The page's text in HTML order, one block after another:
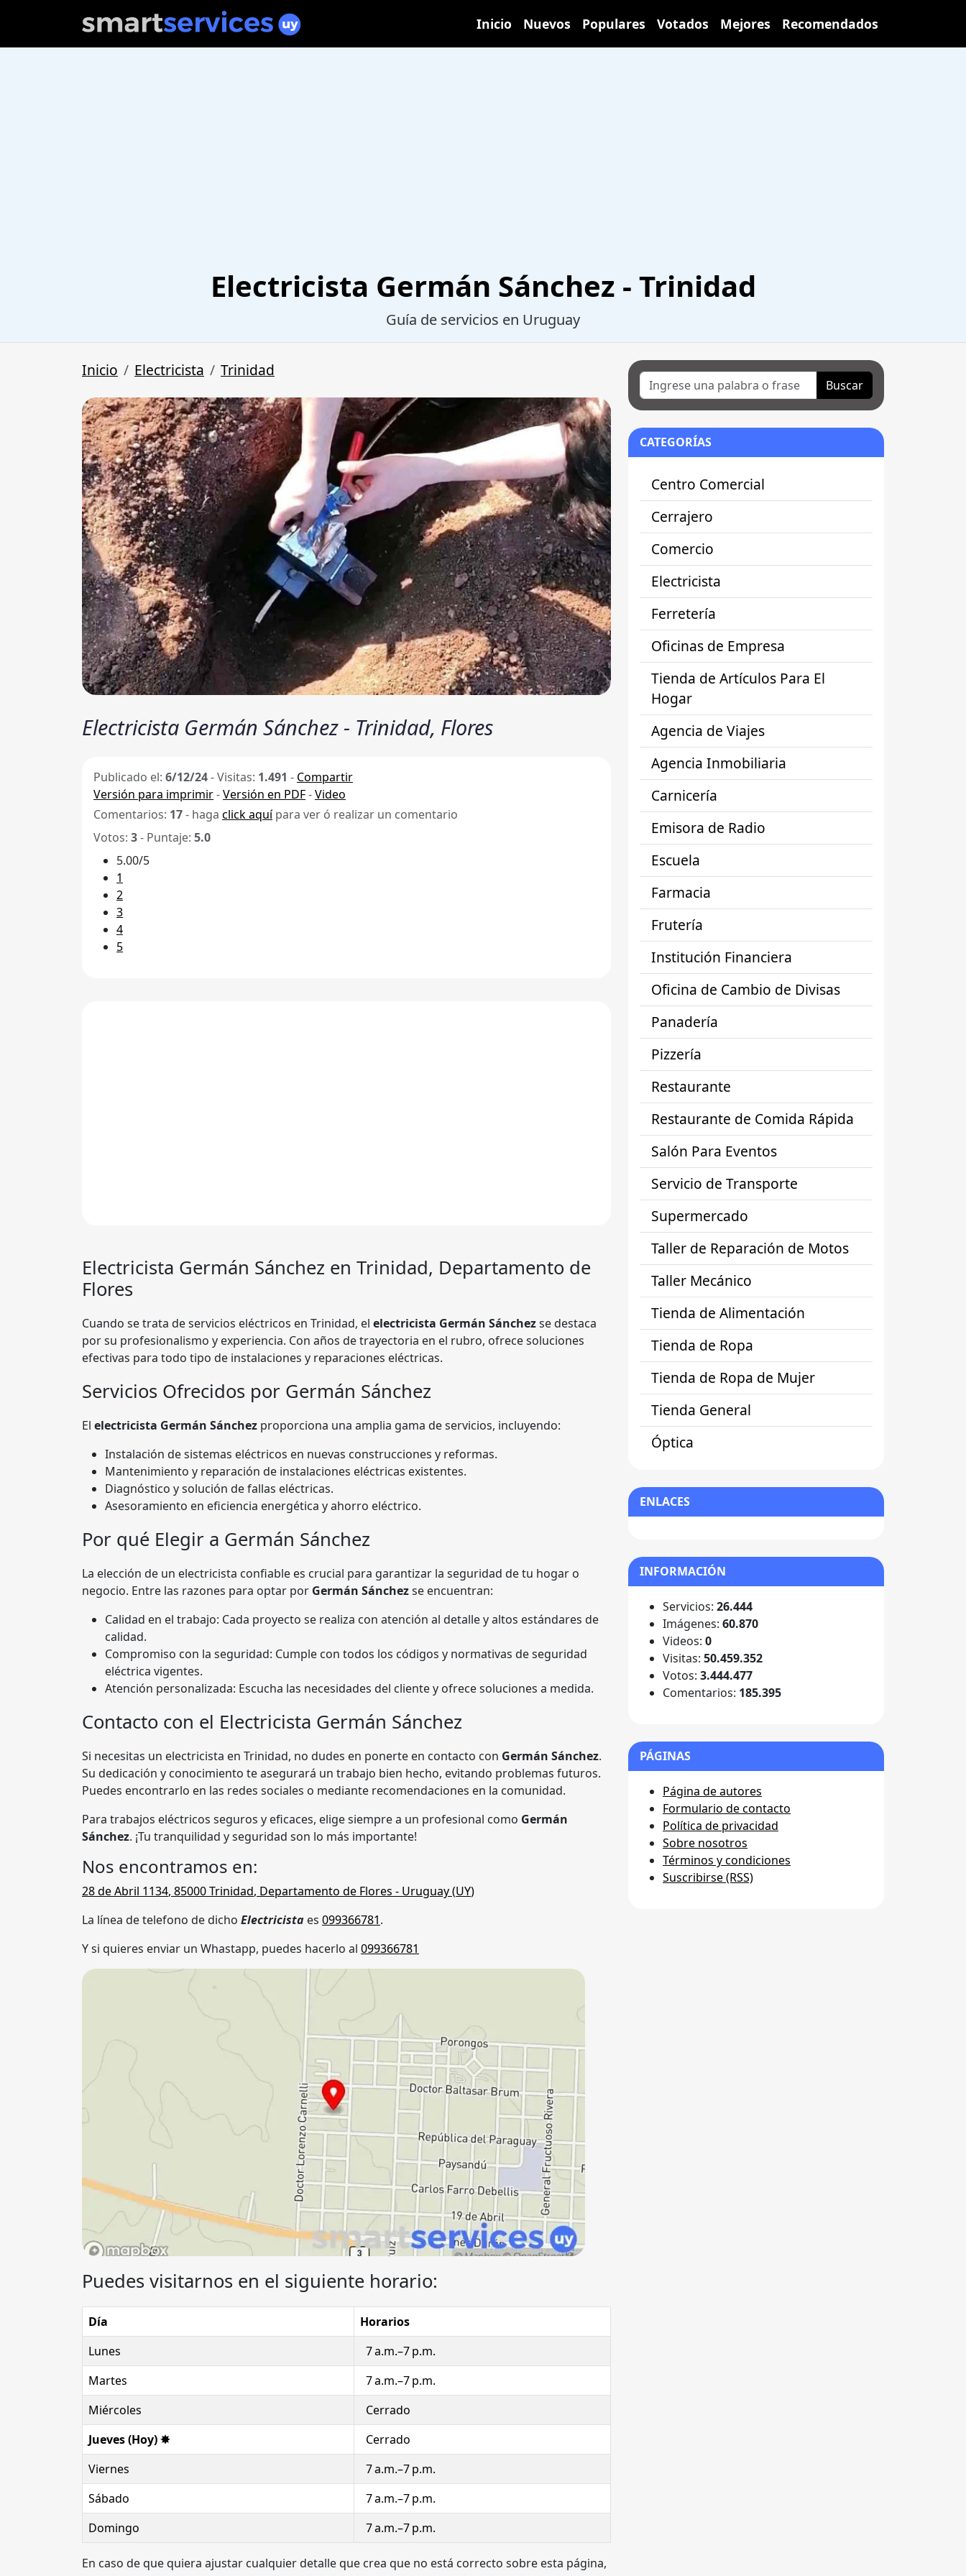
Inicio Nuevos Populares Votados Mejores Recomendados
Electricista Germán Sánchez - Trinidad
Guía de servicios en Uruguay
Inicio Electricista Trinidad
Electricista Germán Sánchez - Trinidad, Flores
Publicado el: 6/12/24-Visitas: 1.491 - Compartir
Versión para imprimir-Versión en PDF-Video
Comentarios: 17- haga click aquípara ver ó realizar un comentario
Votos: 3- Puntaje: 5.0
5.00/5
1
2
3
4
5
Electricista Germán Sánchez en Trinidad, Departamento de
Flores
Cuando se trata de servicios eléctricos en Trinidad, el electricista Germán Sánchezse destaca
por su profesionalismo y experiencia. Con años de trayectoria en el rubro, ofrece soluciones
efectivas para todo tipo de instalaciones y reparaciones eléctricas.
Servicios Ofrecidos por Germán Sánchez
El electricista Germán Sánchez proporciona una amplia gama de servicios, incluyendo:
Instalación de sistemas eléctricos en nuevas construcciones y reformas.
Mantenimiento y reparación de instalaciones eléctricas existentes.
Diagnóstico y solución de fallas eléctricas.
Asesoramiento en eficiencia energética y ahorro eléctrico.
Por qué Elegir a Germán Sánchez
La elección de un electricista confiable es crucial para garantizar la seguridad de tu hogar o
negocio. Entre las razones para optar por Germán Sánchezse encuentran:
Calidad en el trabajo: Cada proyecto se realiza con atención al detalle y altos estándares de
calidad.
Compromiso con la seguridad: Cumple con todos los códigos y normativas de seguridad
eléctrica vigentes.
Atención personalizada: Escucha las necesidades del cliente y ofrece soluciones a medida.
Contacto con el Electricista Germán Sánchez
Si necesitas un electricista en Trinidad, no dudes en ponerte en contacto con Germán Sánchez.
Su dedicación y conocimiento te asegurará un trabajo bien hecho, evitando problemas futuros.
Puedes encontrarlo en las redes sociales o mediante recomendaciones en la comunidad.
Para trabajos eléctricos seguros y eficaces, elige siempre a un profesional como Germán
Sánchez. ¡Tu tranquilidad y seguridad son lo más importante!
Nos encontramos en:
28 de Abril 1134, 85000Trinidad, Departamento de Flores - Uruguay (UY)
La línea de telefono de dicho Electricista es 099366781.
Y si quieres enviar un Whastapp, puedes hacerlo al 099366781
Puedes visitarnos en el siguiente horario:
Día
Horarios
Lunes
7 a.m.–7 p.m.
Martes
7 a.m.–7 p.m.
Miércoles
Cerrado
Jueves (Hoy) ✸
Cerrado
Viernes
7 a.m.–7 p.m.
Sábado
7 a.m.–7 p.m.
Domingo
7 a.m.–7 p.m.
En caso de que quiera ajustar cualquier detalle que crea que no está correcto sobre esta página,
Buscar
CATEGORÍAS
Centro Comercial
Cerrajero
Comercio
Electricista
Ferretería
Oficinas de Empresa
Tienda de Artículos Para El
Hogar
Agencia de Viajes
Agencia Inmobiliaria
Carnicería
Emisora de Radio
Escuela
Farmacia
Frutería
Institución Financiera
Oficina de Cambio de Divisas
Panadería
Pizzería
Restaurante
Restaurante de Comida Rápida
Salón Para Eventos
Servicio de Transporte
Supermercado
Taller de Reparación de Motos
Taller Mecánico
Tienda de Alimentación
Tienda de Ropa
Tienda de Ropa de Mujer
Tienda General
Óptica
ENLACES
INFORMACIÓN
Servicios: 26.444
Imágenes: 60.870
Videos: 0
Visitas: 50.459.352
Votos: 3.444.477
Comentarios: 185.395
PÁGINAS
Página de autores
Formulario de contacto
Política de privacidad
Sobre nosotros
Términos y condiciones
Suscribirse (RSS)